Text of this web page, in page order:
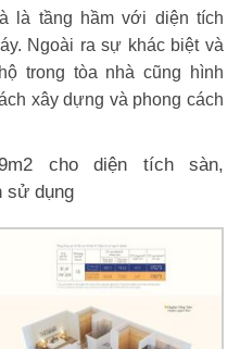
là tầng hầm với diện tích
Ngoài ra sự khác biệt và
trong tòa nhà cũng hình
xây dựng và phong cách
cho diện tích sàn,
sử dụng